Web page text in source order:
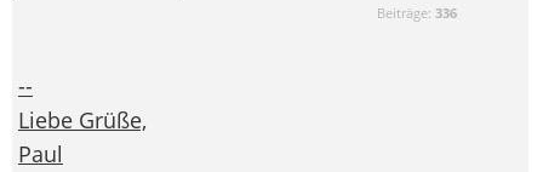
Beiträge:336
--
Liebe Grüße,
Paul